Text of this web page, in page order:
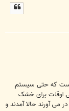
هست که حتی سیستم
برای خشک
آورند حالا آمدند و